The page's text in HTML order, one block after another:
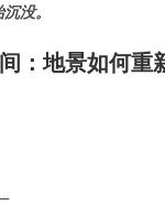
没。
：地景如何重